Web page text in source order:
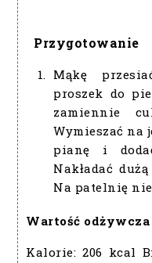
Przygotowanie
Mąkę
proszek do
zamiennie
Wymieszać na
pianę i
Nakładać
Na patelnię nie
Wartość odżywcza
Kalorie:206 kcal